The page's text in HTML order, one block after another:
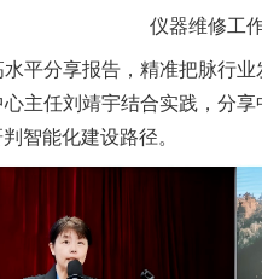
仪器维修工
平分享报告，精准把脉行
主任刘靖宇结合实践，分
智能化建设路径。